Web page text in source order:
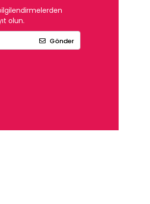
olun.
Gönder